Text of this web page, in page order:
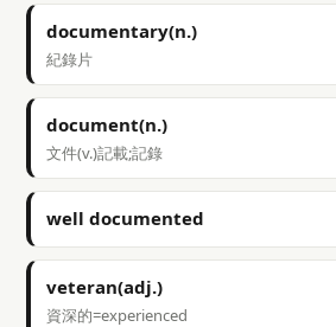
documentary(n.)
紀錄片
document(n.)
文件(v.)記載;記錄
well documented
veteran(adj.)
資深的=experienced